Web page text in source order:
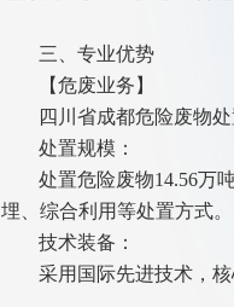
三、专业优势
【危废业务】
四川省成都危险废物
处置规模：
处置危险废物14.56万
埋、综合利用等处置方式。
技术装备：
采用国际先进技术，